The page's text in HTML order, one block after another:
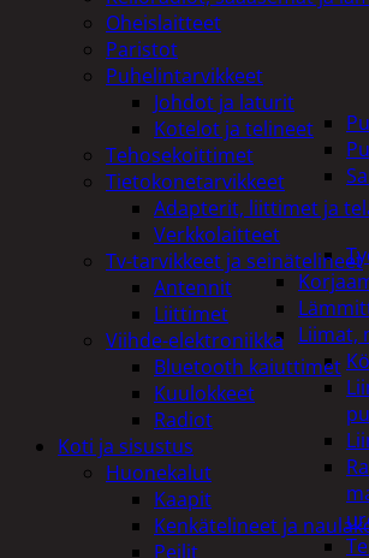
Liimat,
Oheislaitteet
Paristot
Puhelintarvikkeet
Johdot ja laturit
Kotelot ja telineet
Tehosekoittimet
Tietokonetarvikkeet
Adapterit, liittimet ja
Verkkolaitteet
Tv-tarvikkeet ja seinätelineet
Antennit
Liittimet
Viihde-elektroniikka
Bluetooth kaiuttimet
Kuulokkeet
Radiot
Koti ja sisustus
Huonekalut
Kaapit
Kenkätelineet ja
Peilit